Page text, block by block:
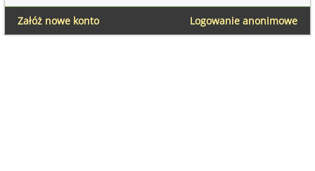
Logowanie anonimowe
Załóż nowe konto